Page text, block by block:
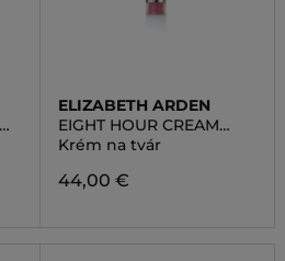
ELIZABETH ARDEN
EIGHT HOUR CREAM
SKIN PROTECTANT
ORIGINAL
Krém na tvár
44,00 €